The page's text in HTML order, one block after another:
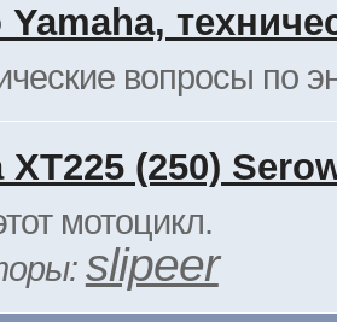
вопросы по
XT225 (250)
мотоцикл.
slipeer